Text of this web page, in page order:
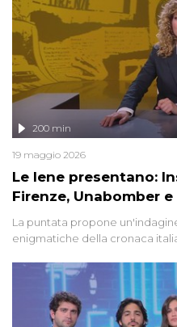
Le Iene presentano:
Firenze, Unabomber
200 min
19 maggio 2026
La puntata propone
enigmatiche della cronaca
'90 e il 2000 che,
libertà. Lo speciale affronta
Firenze, le cui responsabilità
groviglio di dubbi mai chiariti.